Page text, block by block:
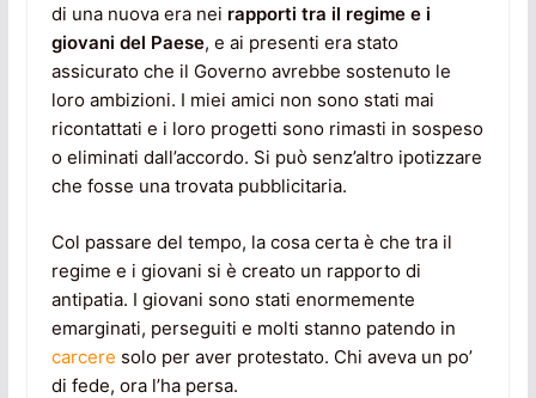
di una nuova era nei rapporti tra il regime e i
giovani del Paese, e ai presenti era stato
assicurato che il Governo avrebbe sostenuto le
loro ambizioni. I miei amici non sono stati mai
ricontattati e i loro progetti sono rimasti in sospeso
o eliminati dall’accordo. Si può senz’altro ipotizzare
che fosse una trovata pubblicitaria.
Col passare del tempo, la cosa certa è che tra il
regime e i giovani si è creato un rapporto di
antipatia. I giovani sono stati enormemente
emarginati, perseguiti e molti stanno patendo in
carcere solo per aver protestato. Chi aveva un po’
di fede, ora l’ha persa.